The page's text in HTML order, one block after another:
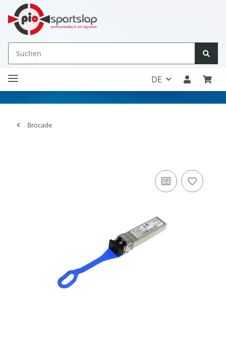
DE
Brocade